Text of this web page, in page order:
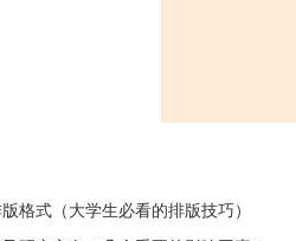
格式（大学生必看的排版技巧）